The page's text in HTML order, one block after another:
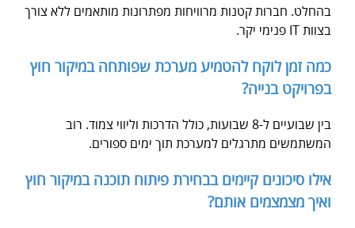
בהחלט. חברות קטנות מרוויחות מפתרונות מותאמים ללא צורך
בצוות IT פנימי יקר.
כמה זמן לוקח להטמיע מערכת שפותחה במיקור חוץ
בפרויקט בנייה?
בין שבועיים ל-8 שבועות, כולל הדרכות וליווי צמוד. רוב
המשתמשים מתרגלים למערכת תוך ימים ספורים.
אילו סיכונים קיימים בבחירת פיתוח תוכנה במיקור חוץ
ואיך מצמצמים אותם?